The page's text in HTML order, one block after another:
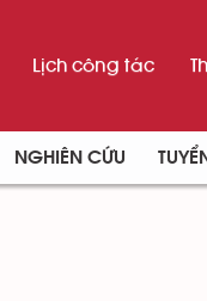
Lịch công tác
NGHIÊN CỨU